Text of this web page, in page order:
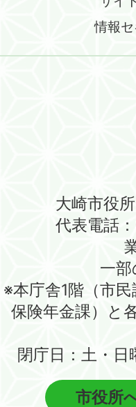
情報
大崎市役
代表電話
一
※本庁舎1階（市
保険年金課）と
閉庁日：土・
市役所